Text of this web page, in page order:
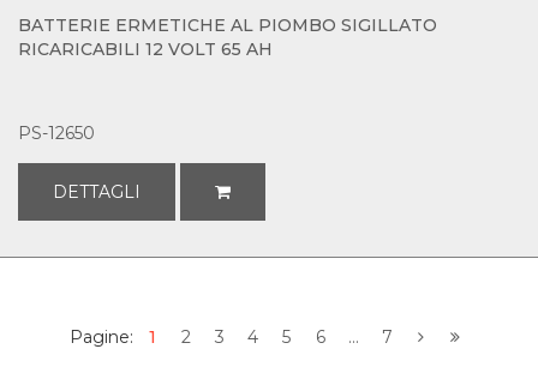
BATTERIE ERMETICHE AL PIOMBO SIGILLATO
RICARICABILI 12 VOLT 65 AH
PS-12650
DETTAGLI
Pagine: 1 2 3 4 5 6 ... 7